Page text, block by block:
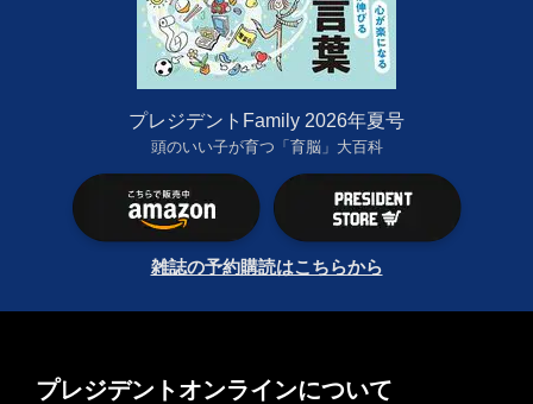
プレジデントFamily 2026年夏号
頭のいい子が育つ「育脳」大百科
雑誌の予約購読はこちらから
プレジデントオンラインについて